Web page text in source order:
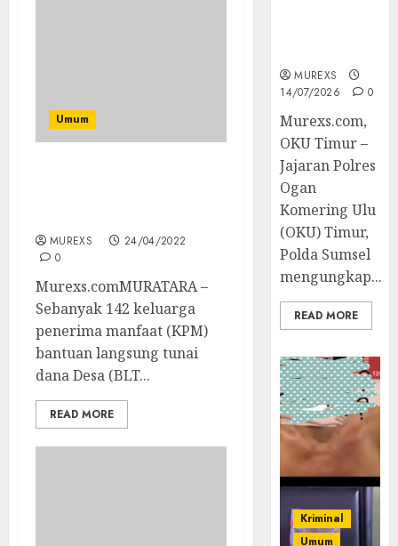
Umum
MUREXS
24/04/2022
0
Murexs.comMURATARA –
Sebanyak 142 keluarga
penerima manfaat (KPM)
bantuan langsung tunai
dana Desa (BLT...
READ MORE
MUREXS
14/07/2026
0
Murexs.com,
OKU Timur –
Jajaran Polres
Ogan
Komering Ulu
(OKU) Timur,
Polda Sumsel
mengungkap...
READ MORE
Kriminal
Umum